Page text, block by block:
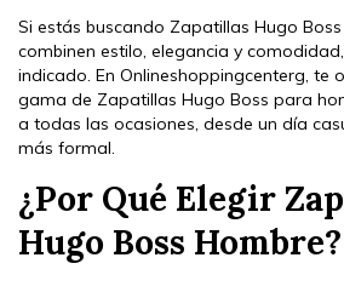
Si estás buscando Zapatillas Hugo
combinen estilo, elegancia y
indicado. En Onlineshoppingcenterg, te
gama de Zapatillas Hugo Boss para
a todas las ocasiones, desde un día
más formal.
¿Por Qué Elegir
Hugo Boss Hombre?